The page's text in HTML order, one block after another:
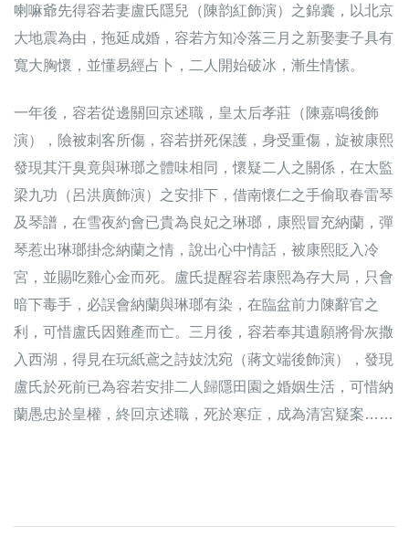
喇嘛爺先得容若妻盧氏隱兒（陳韵紅飾演）之錦囊，以北京
大地震為由，拖延成婚，容若方知冷落三月之新娶妻子具有
寬大胸懷，並懂易經占卜，二人開始破冰，漸生情愫。
一年後，容若從邊關回京述職，皇太后孝莊（陳嘉鳴後飾
演），險被刺客所傷，容若拼死保護，身受重傷，旋被康熙
發現其汗臭竟與琳瑯之體味相同，懷疑二人之關係，在太監
梁九功（呂洪廣飾演）之安排下，借南懷仁之手偷取春雷琴
及琴譜，在雪夜約會已貴為良妃之琳瑯，康熙冒充納蘭，彈
琴惹出琳瑯掛念納蘭之情，說出心中情話，被康熙貶入冷
宮，並賜吃雞心金而死。盧氏提醒容若康熙為存大局，只會
暗下毒手，必誤會納蘭與琳瑯有染，在臨盆前力陳辭官之
利，可惜盧氏因難產而亡。三月後，容若奉其遺願將骨灰撒
入西湖，得見在玩紙鳶之詩妓沈宛（蔣文端後飾演），發現
盧氏於死前已為容若安排二人歸隱田園之婚姻生活，可惜納
蘭愚忠於皇權，終回京述職，死於寒症，成為清宮疑案……